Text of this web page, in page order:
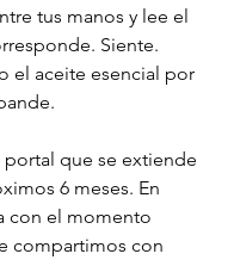
tus manos y lee el
Siente.
el aceite esencial por
portal que se extiende
6 meses. En
con el momento
compartimos con